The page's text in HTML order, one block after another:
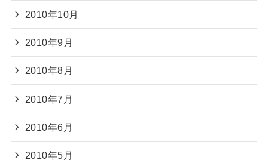
2010年10月
2010年9月
2010年8月
2010年7月
2010年6月
2010年5月